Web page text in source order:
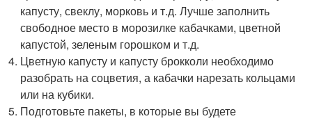
капусту, свеклу, морковь и т.д. Лучше заполнить
свободное место в морозилке кабачками, цветной
капустой, зеленым горошком и т.д.
Цветную капусту и капусту брокколи необходимо
разобрать на соцветия, а кабачки нарезать кольцами
или на кубики.
Подготовьте пакеты, в которые вы будете